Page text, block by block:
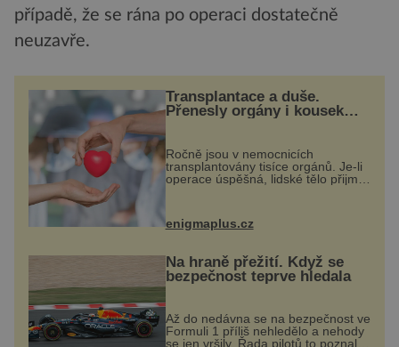
případě, že se rána po operaci dostatečně
neuzavře.
Transplantace a duše.
Přenesly orgány i kousek
Ročně jsou v nemocnicích
transplantovány tisíce orgánů. Je-li
operace úspěšná, lidské tělo přijme
co když při transplantaci
nepřijímám...
enigmaplus.cz
Na hraně přežití. Když se
bezpečnost teprve hledala
Až do nedávna se na bezpečnost ve
Formuli 1 příliš nehledělo a nehody
se jen vršily. Řada pilotů to poznala